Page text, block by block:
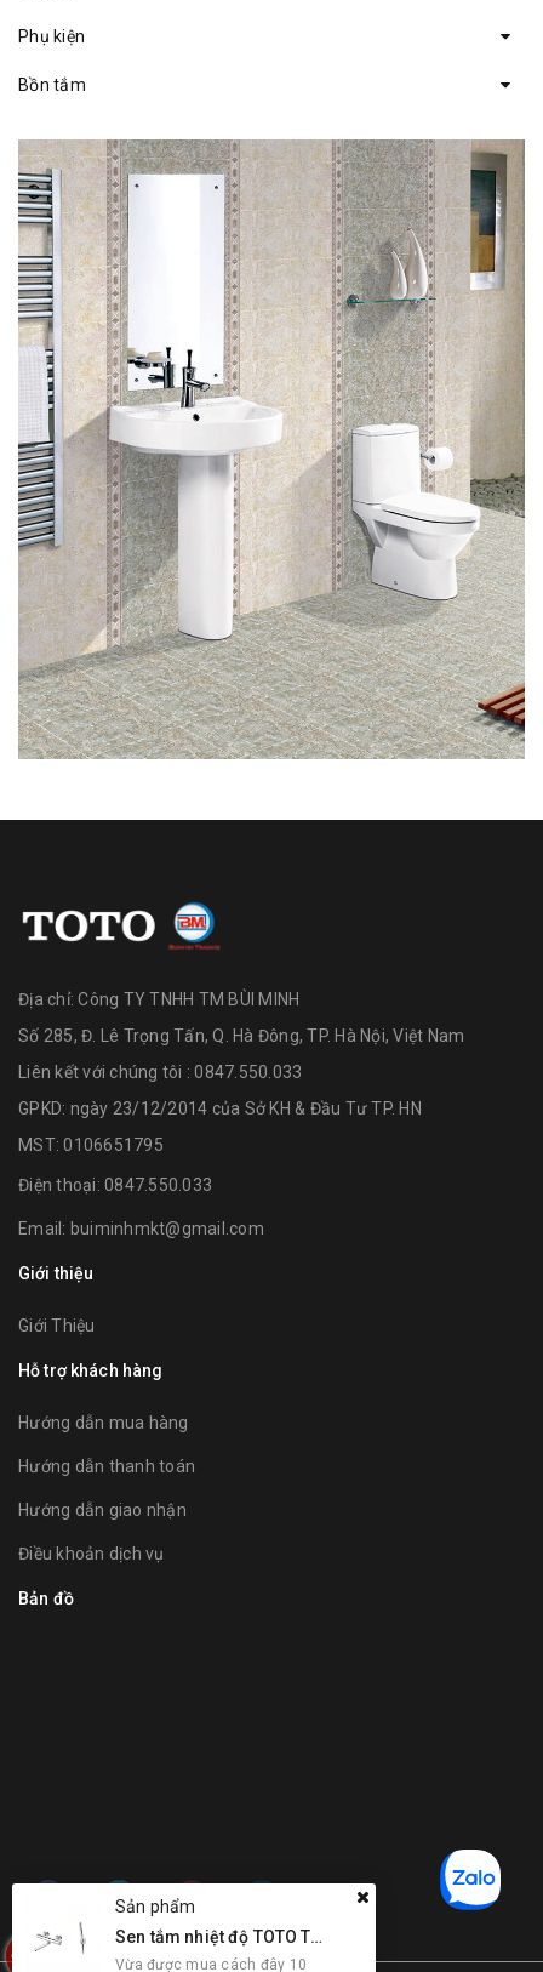
Phụ kiện
Bồn tắm
Địa chỉ:Công TY TNHH TM BÙI MINH
Số 285, Đ. Lê Trọng Tấn, Q. Hà Đông, TP. Hà Nội, Việt Nam
Liên kết với chúng tôi : 0847.550.033
GPKD: ngày 23/12/2014 của Sở KH & Đầu Tư TP. HN
MST: 0106651795
Điện thoại: 0847.550.033
Email: buiminhmkt@gmail.com
Giới thiệu
Giới Thiệu
Hỗ trợ khách hàng
Hướng dẫn mua hàng
Hướng dẫn thanh toán
Hướng dẫn giao nhận
Điều khoản dịch vụ
Bản đồ
Sản phẩm
Sen tắm nhiệt độ TOTO TBV03427V kết hợp bát sen TBW02017A
Vừa được mua cách đây 10